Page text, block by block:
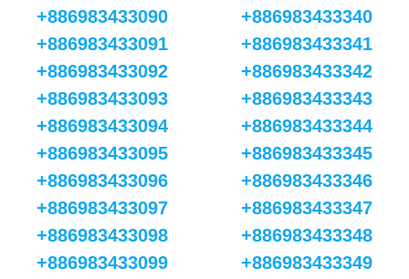
+886983433090
+886983433091
+886983433092
+886983433093
+886983433094
+886983433095
+886983433096
+886983433097
+886983433098
+886983433099
+886983433340
+886983433341
+886983433342
+886983433343
+886983433344
+886983433345
+886983433346
+886983433347
+886983433348
+886983433349